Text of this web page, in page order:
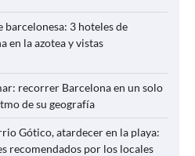
3 hoteles de
en la azotea y vistas
recorrer Barcelona en un solo
de su geografía
Gótico, atardecer en la playa:
recomendados por los locales